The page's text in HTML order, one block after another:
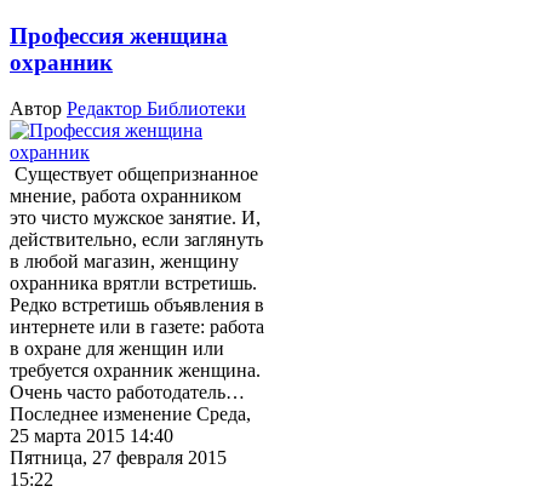
Профессия женщина
охранник
Автор Редактор Библиотеки
Существует общепризнанное
мнение, работа охранником
это чисто мужское занятие. И,
действительно, если заглянуть
в любой магазин, женщину
охранника врятли встретишь.
Редко встретишь объявления в
интернете или в газете: работа
в охране для женщин или
требуется охранник женщина.
Очень часто работодатель…
Последнее изменение Среда,
25 марта 2015 14:40
Пятница, 27 февраля 2015
15:22